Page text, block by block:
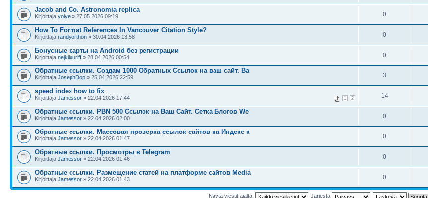
Jacob and Co. Astronomia replica
Kirjoittaja yolye » 27.05.2026 09:19 0
How To Format References In Vancouver Citation Style?
Kirjoittaja randyorthon » 30.04.2026 13:58 0
Бонусные карты на Android без регистрации
Kirjoittaja nejkilouriff » 28.04.2026 00:54 0
Обратные ссылки. Создам 1000 Обратных Ссылок на ваш сайт. Ba
Kirjoittaja JosephDop » 25.04.2026 22:59 3
speed index how to fix
1 2
Kirjoittaja Jamessor » 22.04.2026 17:44 14
Обратные ссылки. PBN 500 Ссылок на Ваш Сайт. Сетка Блогов We
Kirjoittaja Jamessor » 22.04.2026 02:00 0
Обратные ссылки. Массовая проверка ссылок сайтов на Индекс к
Kirjoittaja Jamessor » 22.04.2026 01:47 0
Обратные ссылки. Просмотры в Telegram
Kirjoittaja Jamessor » 22.04.2026 01:46 0
Обратные ссылки. Размещение статей на платформе сайтов Media
Kirjoittaja Jamessor » 22.04.2026 01:43 0
Näytä viestit ajalta: Järjestä